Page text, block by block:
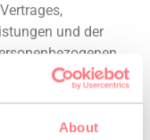
About
und der
auch Ihre
die erforderlichen